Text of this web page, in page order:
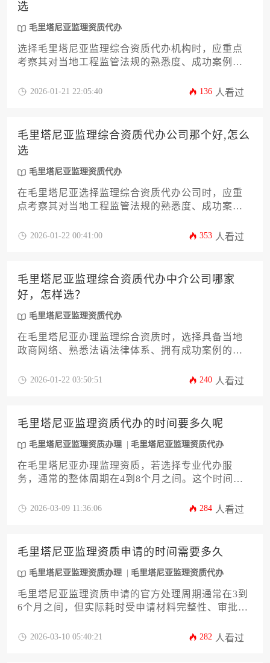
选
毛里塔尼亚监理资质代办
选择毛里塔尼亚监理综合资质代办机构时，应重点
考察其对当地工程监管法规的熟悉度、成功案例的
最优的机构，只有与企业自身项目需求、时间节点
做出决策。
2026-01-21 22:05:40 136 人看过
毛里塔尼亚监理综合资质代办公司那个好,怎么
选
毛里塔尼亚监理资质代办
在毛里塔尼亚选择监理综合资质代办公司时，应重
点考察其对当地工程监管法规的熟悉度、成功案例
议通过比对三家以上机构的资质审批通过率、合同
2026-01-22 00:41:00 353 人看过
毛里塔尼亚监理综合资质代办中介公司哪家
好，怎样选？
毛里塔尼亚监理资质代办
在毛里塔尼亚办理监理综合资质时，选择具备当地
政商网络、熟悉法语法律体系、拥有成功案例的中
实客户评价、对比服务条款等方式筛选，尤其需警
2026-01-22 03:50:51 240 人看过
毛里塔尼亚监理资质代办的时间要多久呢
毛里塔尼亚监理资质办理 毛里塔尼亚监理资质代办
在毛里塔尼亚办理监理资质，若选择专业代办服
务，通常的整体周期在4到8个月之间。这个时间跨
度、与当地政府部门的沟通效率以及具体资质类别
办理时间的关键。
2026-03-09 11:36:06 284 人看过
毛里塔尼亚监理资质申请的时间需要多久
毛里塔尼亚监理资质办理 毛里塔尼亚监理资质代办
毛里塔尼亚监理资质申请的官方处理周期通常在3到
6个月之间，但实际耗时受申请材料完整性、审批机
程可能延长至8个月甚至更久。对于计划在该国开展
2026-03-10 05:40:21 282 人看过